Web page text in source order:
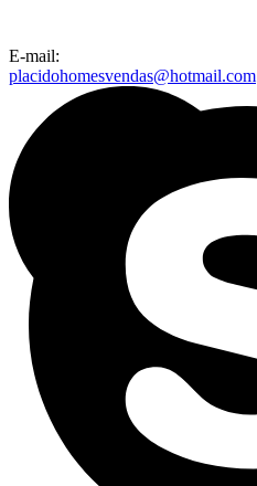
E-mail:
placidohomesvendas@hotmail.com